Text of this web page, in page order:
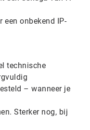
een onbekend IP-
technische
– wanneer je
Sterker nog, bij